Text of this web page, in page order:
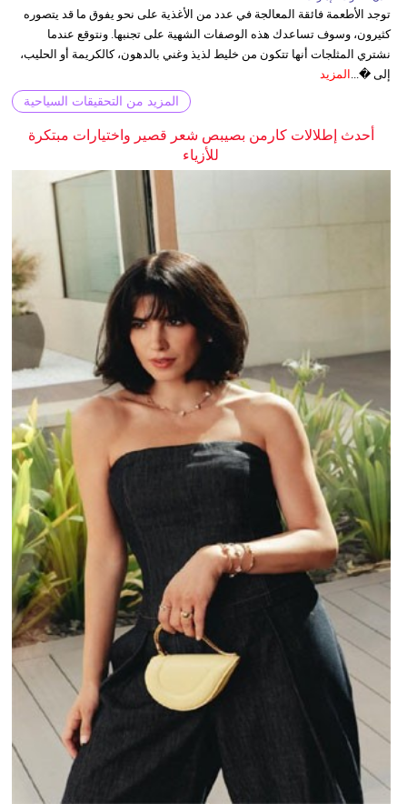
توجد الأطعمة فائقة المعالجة في عدد من الأغذية على نحو يفوق ما قد يتصوره
كثيرون، وسوف تساعدك هذه الوصفات الشهية على تجنبها. ونتوقع عندما
نشتري المثلجات أنها تتكون من خليط لذيذ وغني بالدهون، كالكريمة أو الحليب،
إلى �... المزيد
المزيد من التحقيقات السياحية
أحدث إطلالات كارمن بصيبص شعر قصير واختيارات مبتكرة
للأزياء